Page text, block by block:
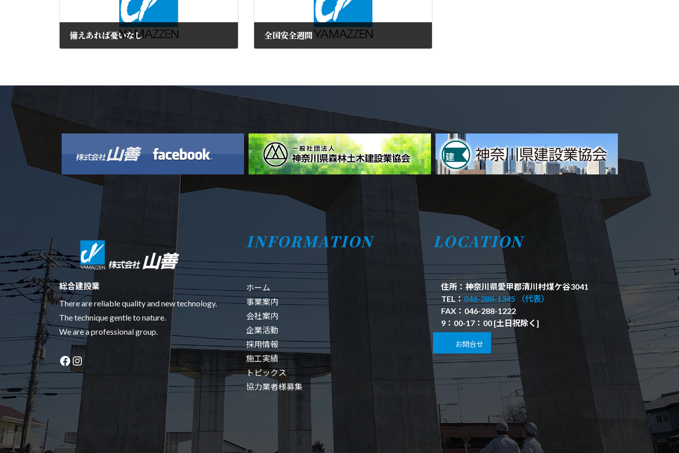
備えあれば憂いなし 全国安全週間
総合建設業
There are reliable quality and new technology.
The technique gentle to nature.
We are a professional group.
Facebook
Instagram
INFORMATION
ホーム
事業案内
会社案内
企業活動
採用情報
施工実績
トピックス
協力業者様募集
LOCATION
住所：神奈川県愛甲郡清川村煤ケ谷3041
TEL：046-288-1345 （代表）
FAX：046-288-1222
9：00-17：00 [土日祝除く]
お問合せ